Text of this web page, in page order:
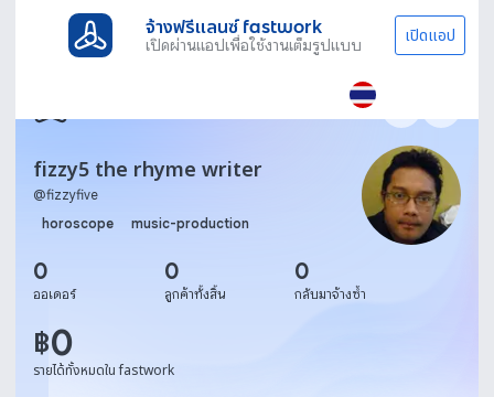
จ้างฟรีแลนซ์ fastwork
เปิดผ่านแอปเพื่อใช้งานเต็มรูปแบบ เปิดแอป
fizzy5 the rhyme writer
@fizzyfive
horoscope
music-production
0
ออเดอร์
0
ลูกค้าทั้งสิ้น
0
กลับมาจ้างซ้ำ
฿0
รายได้ทั้งหมดใน fastwork